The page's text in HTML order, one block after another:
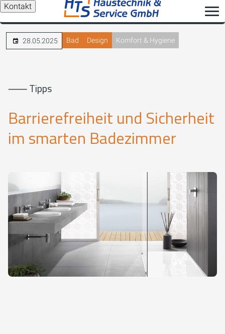
Kontakt
28.05.2025 Bad Design Komfort & Hygiene
⸺ Tipps
Barrierefreiheit und Sicherheit
im smarten Badezimmer